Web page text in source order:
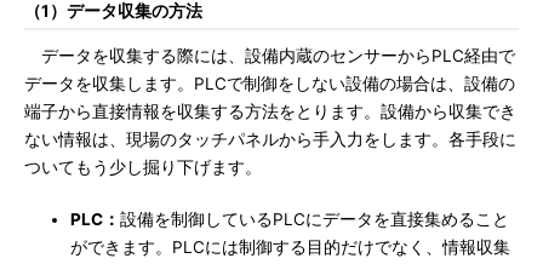
（1）データ収集の方法
データを収集する際には、設備内蔵のセンサーからPLC経由で
データを収集します。PLCで制御をしない設備の場合は、設備の
端子から直接情報を収集する方法をとります。設備から収集でき
ない情報は、現場のタッチパネルから手入力をします。各手段に
ついてもう少し掘り下げます。
PLC： 設備を制御しているPLCにデータを直接集めること
ができます。PLCには制御する目的だけでなく、情報収集